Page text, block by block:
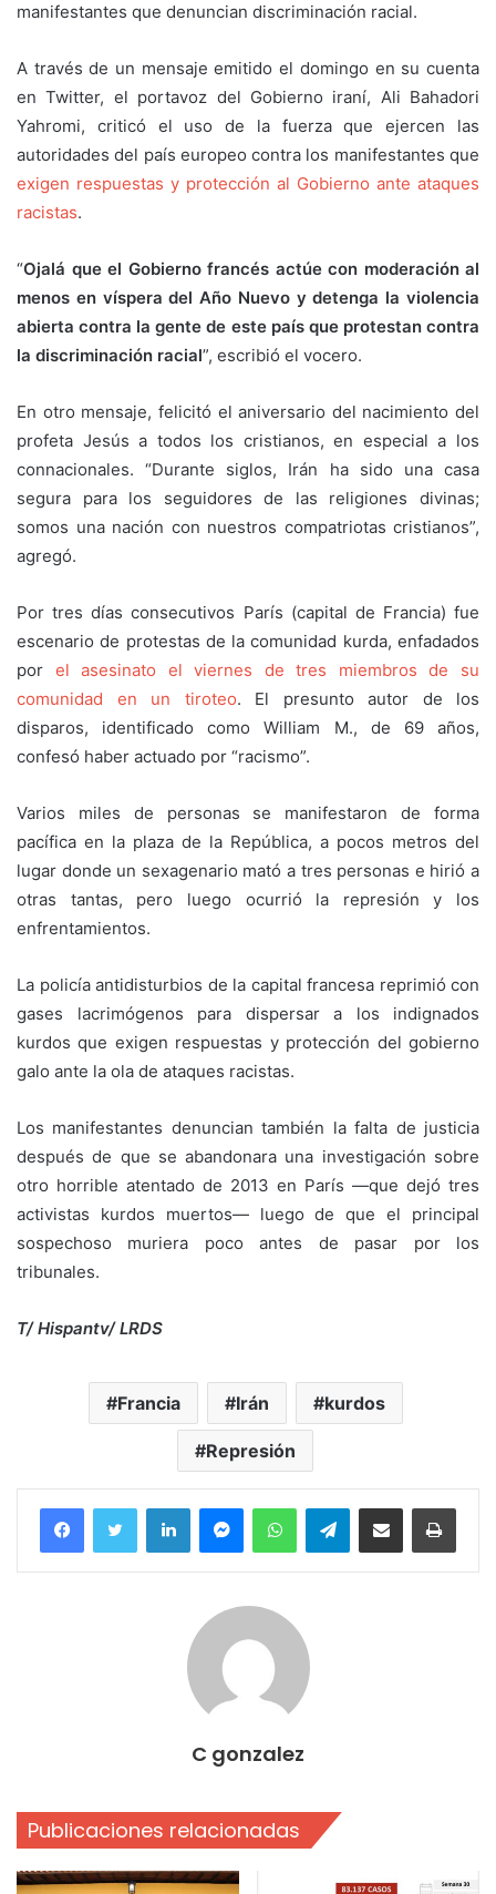
manifestantes que denuncian discriminación racial.
A través de un mensaje emitido el domingo en su cuenta
en Twitter, el portavoz del Gobierno iraní, Ali Bahadori
Yahromi, criticó el uso de la fuerza que ejercen las
autoridades del país europeo contra los manifestantes que
exigen respuestas y protección al Gobierno ante ataques
racistas.
“Ojalá que el Gobierno francés actúe con moderación al
menos en víspera del Año Nuevo y detenga la violencia
abierta contra la gente de este país que protestan contra
la discriminación racial”, escribió el vocero.
En otro mensaje, felicitó el aniversario del nacimiento del
profeta Jesús a todos los cristianos, en especial a los
connacionales. “Durante siglos, Irán ha sido una casa
segura para los seguidores de las religiones divinas;
somos una nación con nuestros compatriotas cristianos”,
agregó.
Por tres días consecutivos París (capital de Francia) fue
escenario de protestas de la comunidad kurda, enfadados
por el asesinato el viernes de tres miembros de su
comunidad en un tiroteo. El presunto autor de los
disparos, identificado como William M., de 69 años,
confesó haber actuado por “racismo”.
Varios miles de personas se manifestaron de forma
pacífica en la plaza de la República, a pocos metros del
lugar donde un sexagenario mató a tres personas e hirió a
otras tantas, pero luego ocurrió la represión y los
enfrentamientos.
La policía antidisturbios de la capital francesa reprimió con
gases lacrimógenos para dispersar a los indignados
kurdos que exigen respuestas y protección del gobierno
galo ante la ola de ataques racistas.
Los manifestantes denuncian también la falta de justicia
después de que se abandonara una investigación sobre
otro horrible atentado de 2013 en París —que dejó tres
activistas kurdos muertos— luego de que el principal
sospechoso muriera poco antes de pasar por los
tribunales.
T/ Hispantv/ LRDS
Francia Irán kurdos
Represión
FacebookTwitter LinkedInMessengerWhatsAppTelegramCompartir por correo electrónico
C gonzalez
Publicaciones relacionadas